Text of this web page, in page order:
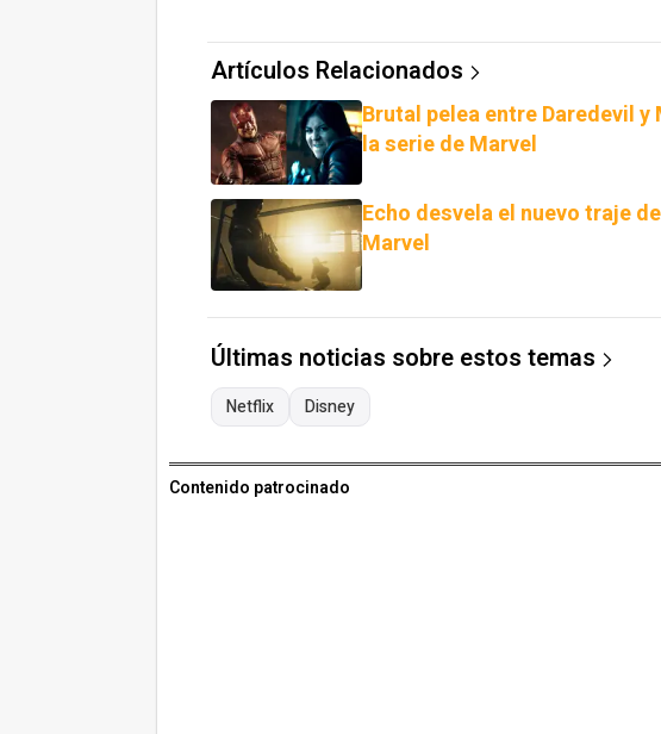
Artículos Relacionados
Brutal pelea entre Daredevil y
la serie de Marvel
Echo desvela el nuevo traje
Marvel
Últimas noticias sobre estos temas
Netflix Disney
Contenido patrocinado